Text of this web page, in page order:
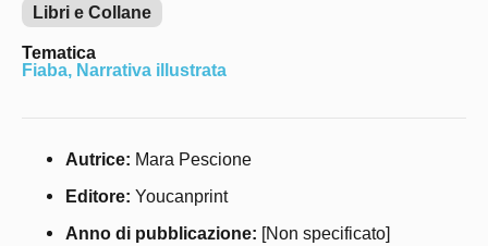
Libri e Collane
Tematica
Fiaba, Narrativa illustrata
Autrice: Mara Pescione
Editore: Youcanprint
Anno di pubblicazione: [Non specificato]